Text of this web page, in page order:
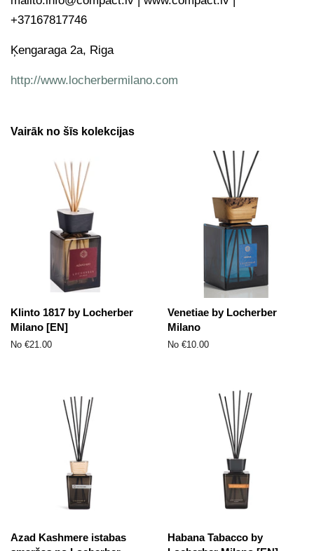
+37167817746
Ķengaraga 2a, Riga
http://www.locherbermilano.com
Vairāk no šīs kolekcijas
Klinto 1817 by Locherber
Milano [EN]
No €21.00
Venetiae by Locherber
Milano
No €10.00
Azad Kashmere istabas
Habana Tabacco by